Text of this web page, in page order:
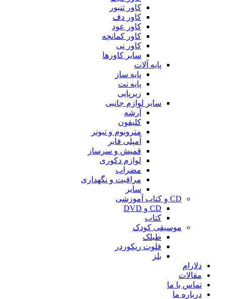
کاور تنبور
کاور دف
کاور عود
کاور کمانچه
کاور نی
سایر کاورها
پایه آلات
پایه ساز
پایه نت
زیرپایی
سایر لوازم جانبی
آرشه
کلیفون
مترونوم و تیونر
آمپلی فایر
قمیش و سرساز
لوازم دکوری
مضراب
مراقبت و نگهداری
سایر
CD و کتاب آموزشی
CD و DVD
کتاب
موسیقی کودک
طبلک
فلوت ریکوردر
بلز
دلارام
مقالات
تماس با ما
درباره ما